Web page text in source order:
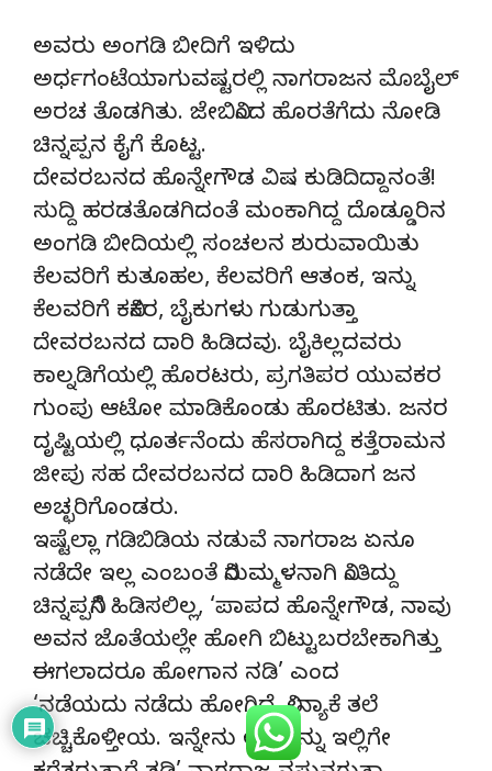
ಅವರು ಅಂಗಡಿ ಬೀದಿಗೆ ಇಳಿದು
ಅರ್ಧಗಂಟೆಯಾಗುವಷ್ಟರಲ್ಲಿ ನಾಗರಾಜನ ಮೊಬೈಲ್
ಅರಚ ತೊಡಗಿತು. ಜೇಬಿನಿಂದ ಹೊರತೆಗೆದು ನೋಡಿ
ಚಿನ್ನಪ್ಪನ ಕೈಗೆ ಕೊಟ್ಟ.
ದೇವರಬನದ ಹೊನ್ನೇಗೌಡ ವಿಷ ಕುಡಿದಿದ್ದಾನಂತೆ!
ಸುದ್ದಿ ಹರಡತೊಡಗಿದಂತೆ ಮಂಕಾಗಿದ್ದ ದೊಡ್ಡೂರಿನ
ಅಂಗಡಿ ಬೀದಿಯಲ್ಲಿ ಸಂಚಲನ ಶುರುವಾಯಿತು
ಕೆಲವರಿಗೆ ಕುತೂಹಲ, ಕೆಲವರಿಗೆ ಆತಂಕ, ಇನ್ನು
ಕೆಲವರಿಗೆ ಕನಿಕರ, ಬೈಕುಗಳು ಗುಡುಗುತ್ತಾ
ದೇವರಬನದ ದಾರಿ ಹಿಡಿದವು. ಬೈಕಿಲ್ಲದವರು
ಕಾಲ್ನಡಿಗೆಯಲ್ಲಿ ಹೊರಟರು, ಪ್ರಗತಿಪರ ಯುವಕರ
ಗುಂಪು ಆಟೋ ಮಾಡಿಕೊಂಡು ಹೊರಟಿತು. ಜನರ
ದೃಷ್ಟಿಯಲ್ಲಿ ಧೂರ್ತನೆಂದು ಹೆಸರಾಗಿದ್ದ ಕತ್ತೆರಾಮನ
ಜೀಪು ಸಹ ದೇವರಬನದ ದಾರಿ ಹಿಡಿದಾಗ ಜನ
ಅಚ್ಛರಿಗೊಂಡರು.
ಇಷ್ಟೆಲ್ಲಾ ಗಡಿಬಿಡಿಯ ನಡುವೆ ನಾಗರಾಜ ಏನೂ
ನಡೆದೇ ಇಲ್ಲ ಎಂಬಂತೆ ನಿರುಮ್ಮಳನಾಗಿ ನಿಂತಿದ್ದು
ಚಿನ್ನಪ್ಪನಿಗೆ ಹಿಡಿಸಲಿಲ್ಲ, ‘ಪಾಪದ ಹೊನ್ನೇಗೌಡ, ನಾವು
ಅವನ ಜೊತೆಯಲ್ಲೇ ಹೋಗಿ ಬಿಟ್ಟುಬರಬೇಕಾಗಿತ್ತು
ಈಗಲಾದರೂ ಹೋಗಾನ ನಡಿ’ ಎಂದ
‘ನಡೆಯದು ನಡೆದು ಹೋಗಿದೆ, ನೀನ್ಯಾಕೆ ತಲೆ
ಚಚ್ಚಿಕೊಳ್ತೀಯ. ಇನ್ನೇನು ಅವನನ್ನು ಇಲ್ಲಿಗೇ